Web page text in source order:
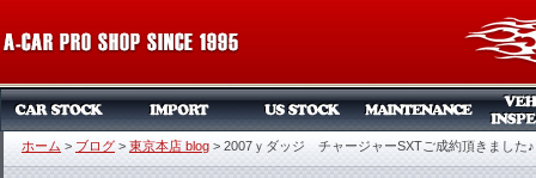
ホーム > ブログ > 東京本店 blog > 2007ｙダッジ チャージャーSXTご成約頂きました♪